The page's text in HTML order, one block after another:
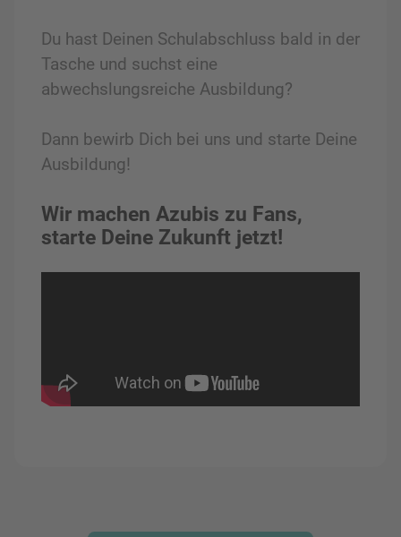
Du hast Deinen Schulabschluss bald in der
Tasche und suchst eine
abwechslungsreiche Ausbildung?
Dann bewirb Dich bei uns und starte Deine
Ausbildung!
Wir machen Azubis zu Fans,
starte Deine Zukunft jetzt!